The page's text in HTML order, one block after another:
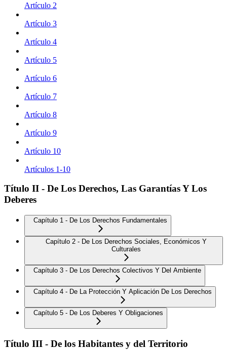
Artículo 2
Artículo 3
Artículo 4
Artículo 5
Artículo 6
Artículo 7
Artículo 8
Artículo 9
Artículo 10
Artículos 1-10
Título II - De Los Derechos, Las Garantías Y Los
Deberes
Capítulo 1 - De Los Derechos Fundamentales
Capítulo 2 - De Los Derechos Sociales, Económicos Y
Culturales
Capítulo 3 - De Los Derechos Colectivos Y Del Ambiente
Capítulo 4 - De La Protección Y Aplicación De Los Derechos
Capítulo 5 - De Los Deberes Y Obligaciones
Título III - De los Habitantes y del Territorio